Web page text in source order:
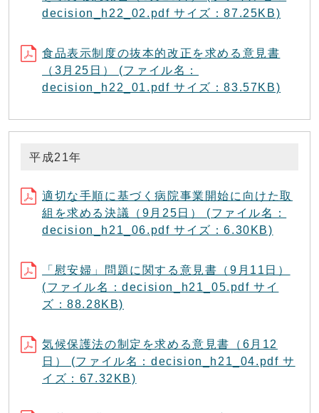
decision_h22_02.pdf サイズ：87.25KB)
食品表示制度の抜本的改正を求める意見書
（3月25日） (ファイル名：
decision_h22_01.pdf サイズ：83.57KB)
平成21年
適切な手順に基づく病院事業開始に向けた取
組を求める決議（9月25日） (ファイル名：
decision_h21_06.pdf サイズ：6.30KB)
「慰安婦」問題に関する意見書（9月11日）
(ファイル名：decision_h21_05.pdf サイ
ズ：88.28KB)
気候保護法の制定を求める意見書（6月12
日） (ファイル名：decision_h21_04.pdf サ
イズ：67.32KB)